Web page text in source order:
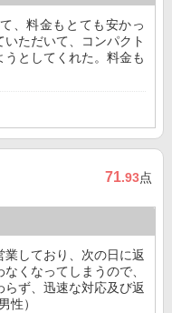
、料金もとても安かっ
ただいて、コンパクト
としてくれた。料金も
71.93点
しており、次の日に返
くなってしまうので、
ず、迅速な対応及び返
性）